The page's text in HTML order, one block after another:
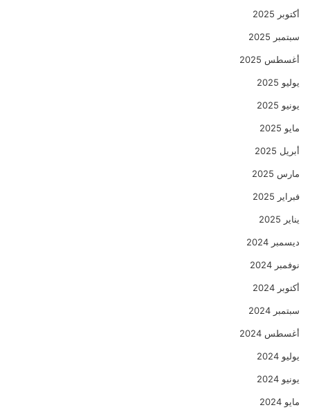
أكتوبر 2025
سبتمبر 2025
أغسطس 2025
يوليو 2025
يونيو 2025
مايو 2025
أبريل 2025
مارس 2025
فبراير 2025
يناير 2025
ديسمبر 2024
نوفمبر 2024
أكتوبر 2024
سبتمبر 2024
أغسطس 2024
يوليو 2024
يونيو 2024
مايو 2024